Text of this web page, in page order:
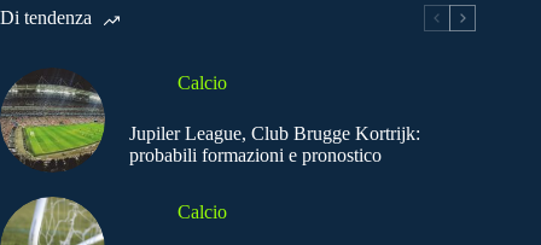
Di tendenza
Calcio
Jupiler League, Club Brugge Kortrijk:
probabili formazioni e pronostico
Calcio